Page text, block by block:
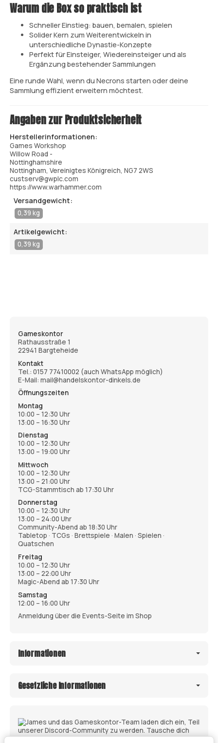
Warum die Box so praktisch ist
Schneller Einstieg: bauen, bemalen, spielen
Solider Kern zum Weiterentwickeln in
unterschiedliche Dynastie-Konzepte
Perfekt für Einsteiger, Wiedereinsteiger und als
Ergänzung bestehender Sammlungen
Eine runde Wahl, wenn du Necrons starten oder deine
Sammlung effizient erweitern möchtest.
Angaben zur Produktsicherheit
Herstellerinformationen:
Games Workshop
Willow Road -
Nottinghamshire
Nottingham, Vereinigtes Königreich, NG7 2WS
custserv@gwplc.com
https://www.warhammer.com
Versandgewicht:
0,39 kg
Artikelgewicht:
0,39 kg
Gameskontor
Rathausstraße 1
22941 Bargteheide
Kontakt
Tel.: 0157 77410002 (auch WhatsApp möglich)
E-Mail: mail@handelskontor-dinkels.de
Öffnungszeiten
Montag
10:00 – 12:30 Uhr
13:00 – 16:30 Uhr
Dienstag
10:00 – 12:30 Uhr
13:00 – 19:00 Uhr
Mittwoch
10:00 – 12:30 Uhr
13:00 – 21:00 Uhr
TCG-Stammtisch ab 17:30 Uhr
Donnerstag
10:00 – 12:30 Uhr
13:00 – 24:00 Uhr
Community-Abend ab 18:30 Uhr
Tabletop · TCGs · Brettspiele · Malen · Spielen ·
Quatschen
Freitag
10:00 – 12:30 Uhr
13:00 – 22:00 Uhr
Magic-Abend ab 17:30 Uhr
Samstag
12:00 – 16:00 Uhr
Anmeldung über die Events-Seite im Shop
Informationen
Gesetzliche Informationen